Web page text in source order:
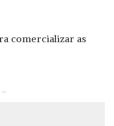
comercializar as